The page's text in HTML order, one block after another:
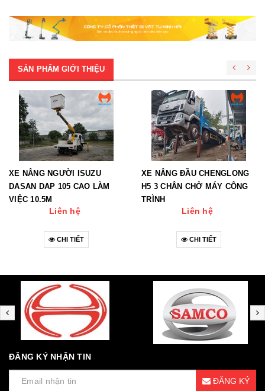
SẢN PHẨM GIỚI THIỆU
XE NÂNG NGƯỜI ISUZU
DASAN DAP 105 CAO LÀM
VIỆC 10.5M
Liên hệ
CHI TIẾT
XE NÂNG ĐẦU CHENGLONG
H5 3 CHÂN CHỞ MÁY CÔNG
TRÌNH
Liên hệ
CHI TIẾT
ĐĂNG KÝ NHẬN TIN
ĐĂNG KÝ